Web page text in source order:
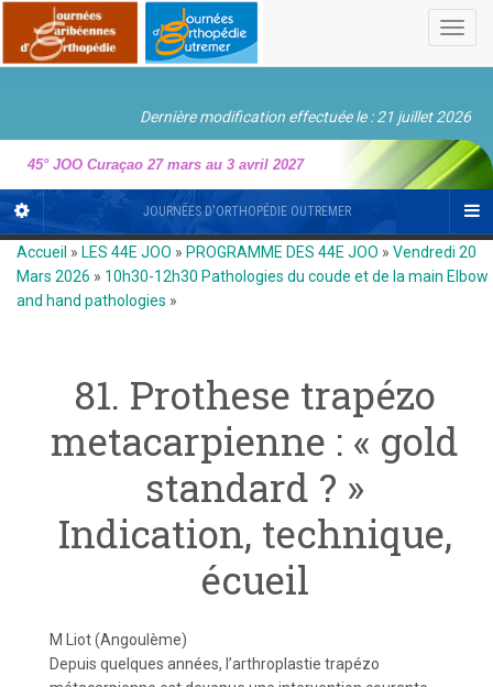
Dernière modification effectuée le : 21 juillet 2026
45° JOO Curaçao 27 mars au 3 avril 2027
JOURNÉES D'ORTHOPÉDIE OUTREMER
Accueil » LES 44E JOO » PROGRAMME DES 44E JOO » Vendredi 20
Mars 2026 » 10h30-12h30 Pathologies du coude et de la main Elbow
and hand pathologies »
81. Prothese trapézo
metacarpienne : « gold
standard ? »
Indication, technique,
écueil
M Liot (Angoulème)
Depuis quelques années, l’arthroplastie trapézo